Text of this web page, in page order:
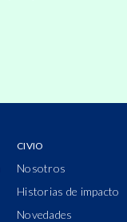
CIVIO
Nosotros
Historias de impacto
Novedades